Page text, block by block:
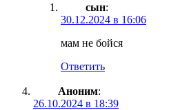
сын:
30.12.2024 в 16:06
мам не бойся
Ответить
Аноним:
26.10.2024 в 18:39